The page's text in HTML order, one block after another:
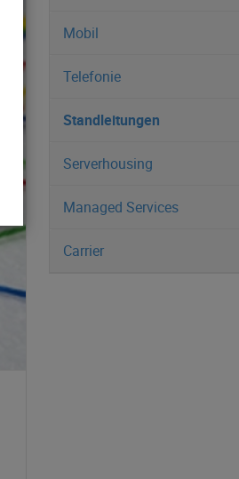
Mobil
Telefonie
Standleitungen
Serverhousing
Managed Services
Carrier